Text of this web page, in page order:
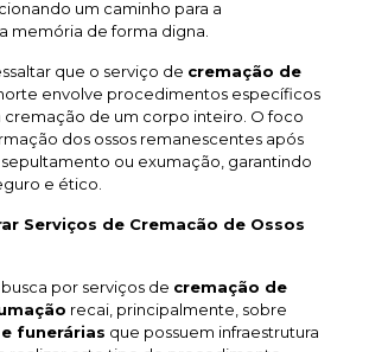
um caminho para a
memória de forma digna.
que o serviço de cremação de
envolve procedimentos específicos
cremação de um corpo inteiro. O foco
dos ossos remanescentes após
ou exumação, garantindo
e ético.
Serviços de Cremacão de Ossos
por serviços de cremação de
recai, principalmente, sobre
funerárias que possuem infraestrutura